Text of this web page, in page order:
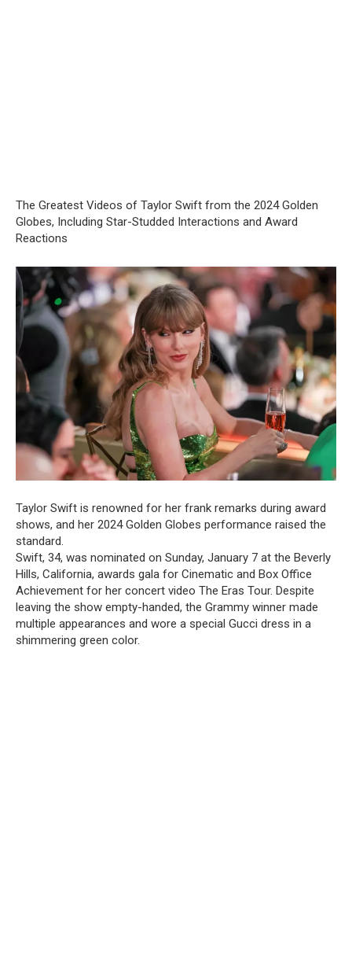
The Greatest Videos of Taylor Swift from the 2024 Golden
Globes, Including Star-Studded Interactions and Award
Reactions
Taylor Swift is renowned for her frank remarks during award
shows, and her 2024 Golden Globes performance raised the
standard.
Swift, 34, was nominated on Sunday, January 7 at the Beverly
Hills, California, awards gala for Cinematic and Box Office
Achievement for her concert video The Eras Tour. Despite
leaving the show empty-handed, the Grammy winner made
multiple appearances and wore a special Gucci dress in a
shimmering green color.